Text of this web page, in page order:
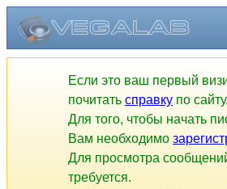
Если это ваш первый
почитать справку по сайту.
Для того, чтобы начать
Вам необходимо
Для просмотра
требуется.